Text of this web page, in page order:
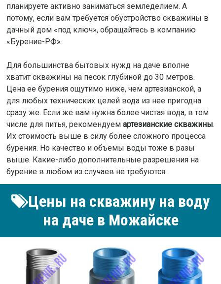
планируете активно заниматься земледелием. А
потому, если вам требуется обустройство скважины в
дачный дом «под ключ», обращайтесь в компанию
«Бурение-РФ».
Для большинства бытовых нужд на даче вполне
хватит скважины на песок глубиной до 30 метров.
Цена ее бурения ощутимо ниже, чем артезианской, а
для любых технических целей вода из нее пригодна
сразу же. Если же вам нужна более чистая вода, в том
числе для питья, рекомендуем артезианские скважины.
Их стоимость выше в силу более сложного процесса
бурения. Но качество и объемы воды тоже в разы
выше. Какие-либо дополнительные разрешения на
бурение в любом из случаев не требуются.
Цены на скважину на воду
на даче в Можайске